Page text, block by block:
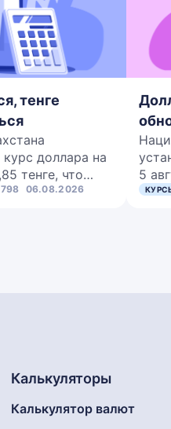
тенге
доллара на
тенге, что…
06.08.2026
5
Калькуляторы
Калькулятор валют